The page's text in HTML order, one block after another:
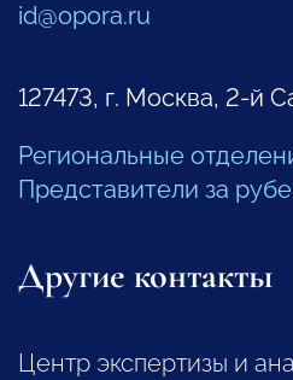
id@opora.ru
127473, г. Москва, 2-й
Региональные
Представители за
Другие контакты
Центр экспертизы и